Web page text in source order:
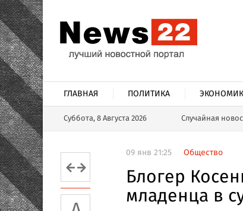
ГЛАВНАЯ ПОЛИТИКА
Суббота, 8 Августа 2026 Случайная
09 янв 21:25 Общество
Блогер
младенца в